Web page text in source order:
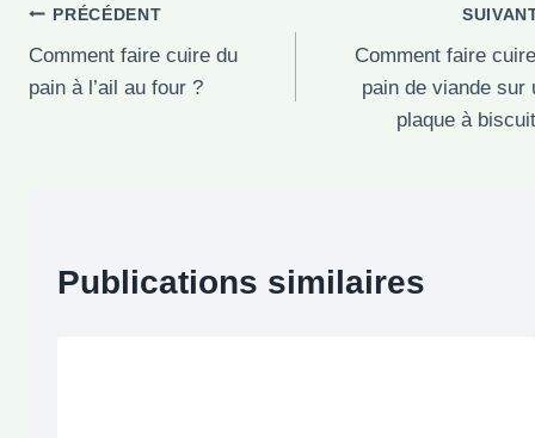
Navigation
de
PRÉCÉDENT
Comment faire cuire du
pain à l’ail au four ?
Comment faire
pain de viande sur
plaque à
Publications similaires